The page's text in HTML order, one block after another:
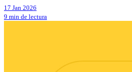
17 Jan 2026
9 min de lectura